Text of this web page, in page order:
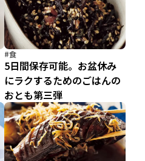
#食
5日間保存可能。お盆休み
にラクするためのごはんの
おとも第三弾